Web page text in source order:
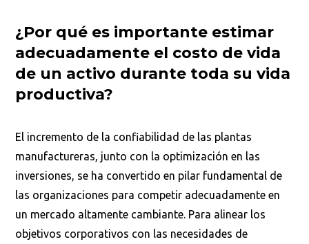
¿Por qué es importante estimar
adecuadamente el costo de vida
de un activo durante toda su vida
productiva?
El incremento de la confiabilidad de las plantas
manufactureras, junto con la optimización en las
inversiones, se ha convertido en pilar fundamental de
las organizaciones para competir adecuadamente en
un mercado altamente cambiante. Para alinear los
objetivos corporativos con las necesidades de